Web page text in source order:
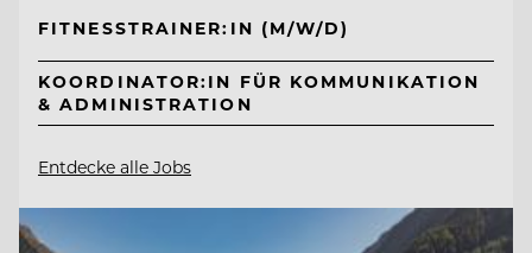
FITNESSTRAINER:IN (M/W/D)
KOORDINATOR:IN FÜR KOMMUNIKATION
& ADMINISTRATION
Entdecke alle Jobs